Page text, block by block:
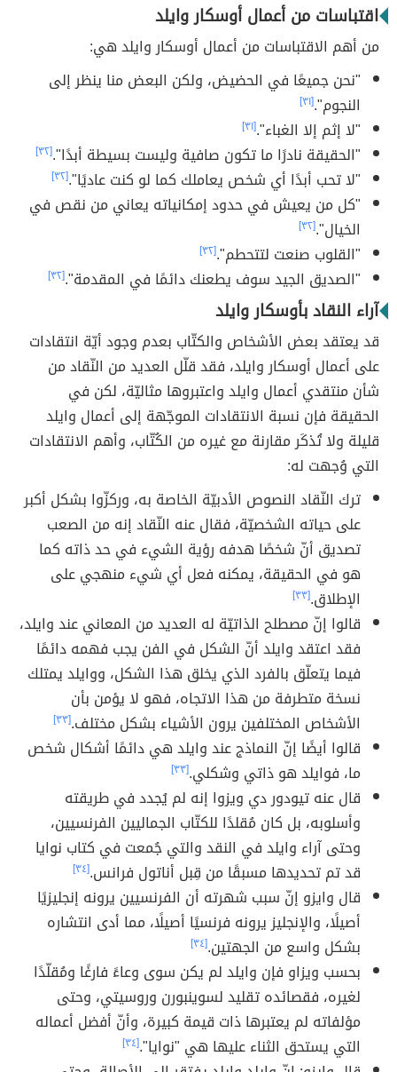
اقتباسات من أعمال أوسكار وايلد
من أهم الاقتباسات من أعمال أوسكار وايلد هي:
"نحن جميعًا في الحضيض، ولكن البعض منا ينظر إلى
النجوم".[٣١]
"لا إثم إلا الغباء".[٣١]
"الحقيقة نادرًا ما تكون صافية وليست بسيطة أبدًا".[٣٢]
"لا تحب أبدًا أي شخص يعاملك كما لو كنت عاديًا".[٣٢]
"كل من يعيش في حدود إمكانياته يعاني من نقص في
الخيال".[٣٢]
"القلوب صنعت لتتحطم".[٣٢]
"الصديق الجيد سوف يطعنك دائمًا في المقدمة".[٣٢]
آراء النقاد بأوسكار وايلد
قد يعتقد بعض الأشخاص والكتّاب بعدم وجود أيّة انتقادات
على أعمال أوسكار وايلد، فقد قلّل العديد من النّقاد من
شأن منتقدي أعمال وايلد واعتبروها مثاليّة، لكن في
الحقيقة فإن نسبة الانتقادات الموجّهة إلى أعمال وايلد
قليلة ولا تُذكَر مقارنة مع غيره من الكُتّاب، وأهم الانتقادات
التي وُجهت له:
ترك النّقاد النصوص الأدبيّة الخاصة به، وركزّوا بشكل أكبر
على حياته الشخصيّة، فقال عنه النّقاد إنه من الصعب
تصديق أنّ شخصًا هدفه رؤية الشيء في حد ذاته كما
هو في الحقيقة، يمكنه فعل أي شيء منهجي على
الإطلاق.[٣٣]
قالوا إنّ مصطلح الذاتيّة له العديد من المعاني عند وايلد،
فقد اعتقد وايلد أنّ الشكل في الفن يجب فهمه دائمًا
فيما يتعلّق بالفرد الذي يخلق هذا الشكل، ووايلد يمتلك
نسخة متطرفة من هذا الاتجاه، فهو لا يؤمن بأن
الأشخاص المختلفين يرون الأشياء بشكل مختلف.[٣٣]
قالوا أيضًا إنّ النماذج عند وايلد هي دائمًا أشكال شخص
ما، فوايلد هو ذاتي وشكلي.[٣٣]
قال عنه تيودور دي ويزوا إنه لم يُجدد في طريقته
وأسلوبه، بل كان مُقلدًا للكتّاب الجماليين الفرنسيين،
وحتى آراء وايلد في النقد والتي جُمعت في كتاب نوايا
قد تم تحديدها مسبقًا من قِبل أناتول فرانس.[٣٤]
قال وايزو إنّ سبب شهرته أن الفرنسيين يرونه إنجليزيًا
أصيلًا، والإنجليز يرونه فرنسيًا أصيلًا، مما أدى انتشاره
بشكل واسع من الجهتين.[٣٤]
بحسب ويزاو فإن وايلد لم يكن سوى وعاءً فارغًا ومُقلّدًا
لغيره، فقصائده تقليد لسوينبورن وروسيتي، وحتى
مؤلفاته لم يعتبرها ذات قيمة كبيرة، وأنّ أفضل أعماله
التي يستحق الثناء عليها هي "نوايا".[٣٤]